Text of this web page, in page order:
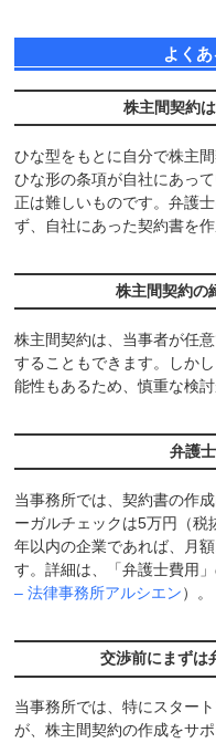
よくあ
株主間契約
ひな型をもとに自分で株主
ひな形の条項が自社にあっ
正は難しいものです。弁護
ず、自社にあった契約書を
株主間契約の
株主間契約は、当事者が任
することもできます。しか
能性もあるため、慎重な検討
弁護
当事務所では、契約書の作
ーガルチェックは5万円（税
年以内の企業であれば、月
す。詳細は、「弁護士費用
– 法律事務所アルシエン）。
交渉前にまずは
当事務所では、特にスター
が、株主間契約の作成をサ